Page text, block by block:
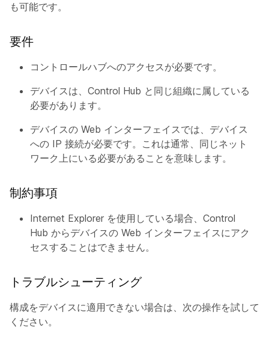
も可能です。
要件
コントロールハブへのアクセスが必要です。
デバイスは、Control Hub と同じ組織に属している
必要があります。
デバイスの Web インターフェイスでは、デバイス
への IP 接続が必要です。これは通常、同じネット
ワーク上にいる必要があることを意味します。
制約事項
Internet Explorer を使用している場合、Control
Hub からデバイスの Web インターフェイスにアク
セスすることはできません。
トラブルシューティング
構成をデバイスに適用できない場合は、次の操作を試して
ください。